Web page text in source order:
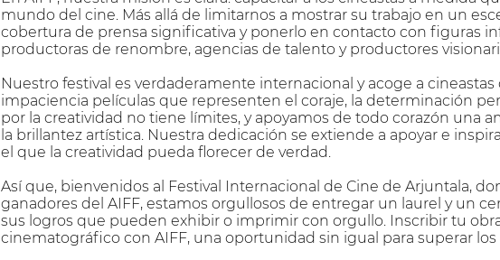
mundo del cine. Más allá de limitarnos a mostrar su trabajo en un
cobertura de prensa significativa y ponerlo en contacto con figuras
productoras de renombre, agencias de talento y productores
Nuestro festival es verdaderamente internacional y acoge a
impaciencia películas que representen el coraje, la determinación
por la creatividad no tiene límites, y apoyamos de todo corazón una
la brillantez artística. Nuestra dedicación se extiende a apoyar e
el que la creatividad pueda florecer de verdad.
Así que, bienvenidos al Festival Internacional de Cine de Arjuntala,
ganadores del AIFF, estamos orgullosos de entregar un laurel y un
sus logros que pueden exhibir o imprimir con orgullo. Inscribir tu
cinematográfico con AIFF, una oportunidad sin igual para superar